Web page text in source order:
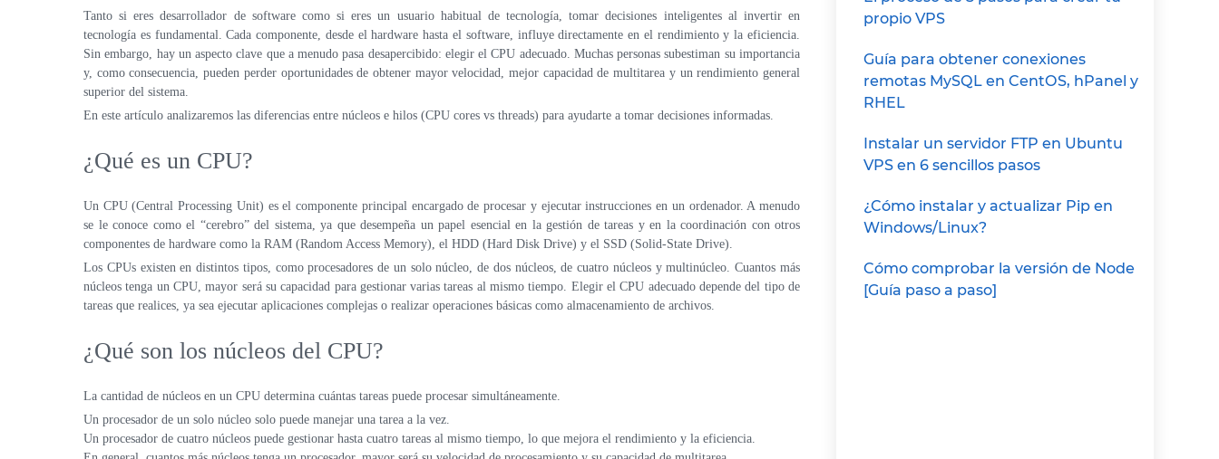
Tanto si eres desarrollador de software como si eres un usuario habitual de tecnología, tomar decisiones inteligentes al invertir en
tecnología es fundamental. Cada componente, desde el hardware hasta el software, influye directamente en el rendimiento y la eficiencia.
Sin embargo, hay un aspecto clave que a menudo pasa desapercibido: elegir el CPU adecuado. Muchas personas subestiman su importancia
y, como consecuencia, pueden perder oportunidades de obtener mayor velocidad, mejor capacidad de multitarea y un rendimiento general
superior del sistema.
En este artículo analizaremos las diferencias entre núcleos e hilos (CPU cores vs threads) para ayudarte a tomar decisiones informadas.
¿Qué es un CPU?
Un CPU (Central Processing Unit) es el componente principal encargado de procesar y ejecutar instrucciones en un ordenador. A menudo
se le conoce como el “cerebro” del sistema, ya que desempeña un papel esencial en la gestión de tareas y en la coordinación con otros
componentes de hardware como la RAM (Random Access Memory), el HDD (Hard Disk Drive) y el SSD (Solid-State Drive).
Los CPUs existen en distintos tipos, como procesadores de un solo núcleo, de dos núcleos, de cuatro núcleos y multinúcleo. Cuantos más
núcleos tenga un CPU, mayor será su capacidad para gestionar varias tareas al mismo tiempo. Elegir el CPU adecuado depende del tipo de
tareas que realices, ya sea ejecutar aplicaciones complejas o realizar operaciones básicas como almacenamiento de archivos.
¿Qué son los núcleos del CPU?
La cantidad de núcleos en un CPU determina cuántas tareas puede procesar simultáneamente.
Un procesador de un solo núcleo solo puede manejar una tarea a la vez.
Un procesador de cuatro núcleos puede gestionar hasta cuatro tareas al mismo tiempo, lo que mejora el rendimiento y la eficiencia.
propio VPS
Guía para obtener conexiones
remotas MySQL en CentOS, hPanel y
RHEL
Instalar un servidor FTP en Ubuntu
VPS en 6 sencillos pasos
¿Cómo instalar y actualizar Pip en
Windows/Linux?
Cómo comprobar la versión de Node
[Guía paso a paso]